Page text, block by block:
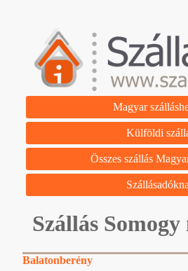
Magyar
Külföldi
Összes szállás
Szállás Somogy
Balatonberény